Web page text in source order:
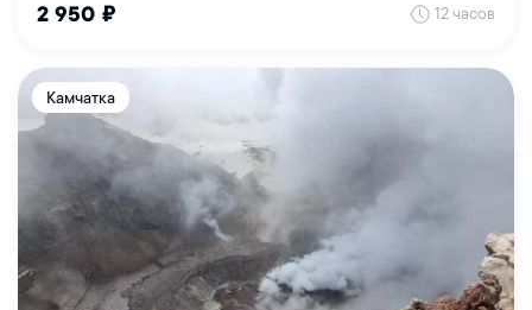
2 950 ₽ 12 часов
Камчатка